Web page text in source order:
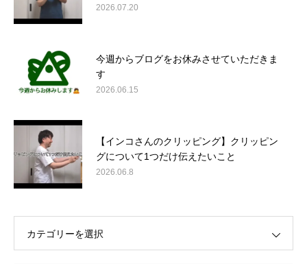
2026.07.20
今週からブログをお休みさせていただきま
す
2026.06.15
【インコさんのクリッピング】クリッピン
グについて1つだけ伝えたいこと
2026.06.8
カテゴリーを選択